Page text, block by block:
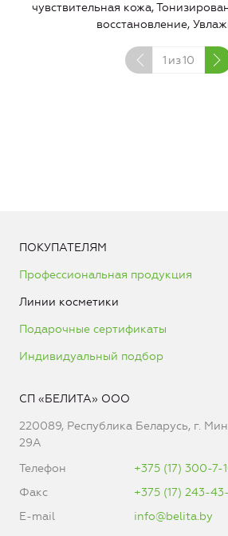
чувствительная кожа,
восстановление,
1 из10
ПОКУПАТЕЛЯМ
Профессиональная продукция
Линии косметики
Подарочные сертификаты
Индивидуальный подбор
СП «БЕЛИТА» ООО
220089, Республика Беларусь, г.
29А
Телефон
+375 (17) 300-7-
Факс
+375 (17) 243-
E-mail
info@belita.by